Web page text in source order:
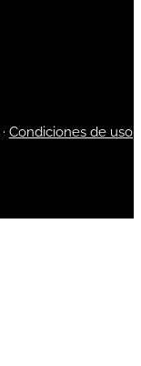
· Condiciones de uso